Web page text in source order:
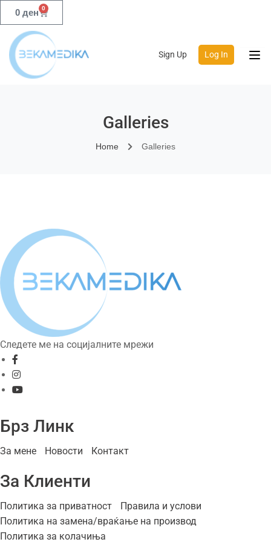
0 ден 0
Sign Up Log In
Galleries
Home Galleries
Следете ме на социјалните мрежи
Брз Линк
За мене Новости Контакт
За Клиенти
Политика за приватност
Правила и услови
Политика на замена/враќање на производ
Политика за колачиња